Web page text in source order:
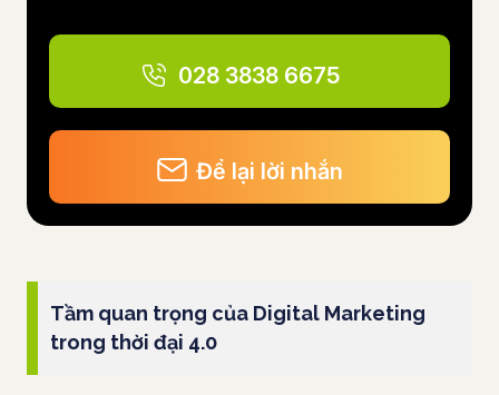
028 3838 6675
Để lại lời nhắn
Tầm quan trọng của Digital Marketing
trong thời đại 4.0